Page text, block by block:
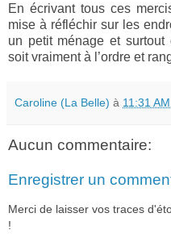
En écrivant tous ces
mise à réfléchir sur les
un petit ménage et surtout
soit vraiment à l’ordre et
Caroline (La Belle) à 11:31 AM
Aucun commentaire:
Enregistrer un
Merci de laisser vos traces
!